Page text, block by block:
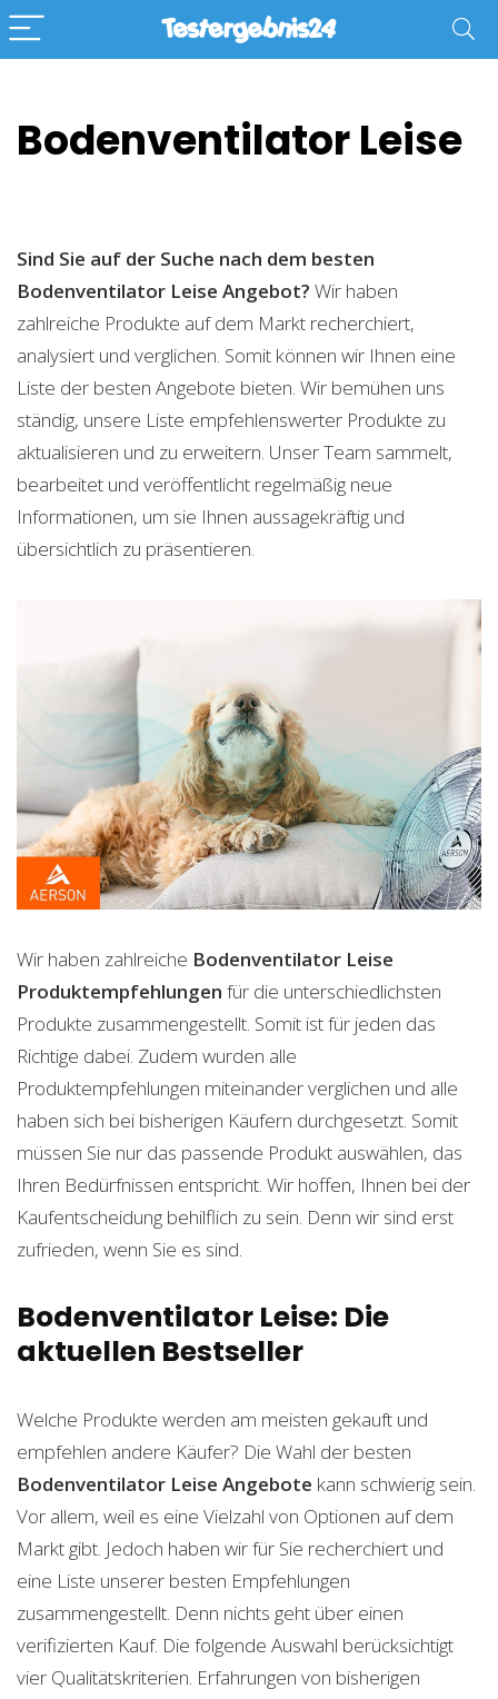
Bodenventilator Leise
Sind Sie auf der Suche nach dem besten
Bodenventilator Leise Angebot? Wir haben
zahlreiche Produkte auf dem Markt recherchiert,
analysiert und verglichen. Somit können wir Ihnen eine
Liste der besten Angebote bieten. Wir bemühen uns
ständig, unsere Liste empfehlenswerter Produkte zu
aktualisieren und zu erweitern. Unser Team sammelt,
bearbeitet und veröffentlicht regelmäßig neue
Informationen, um sie Ihnen aussagekräftig und
übersichtlich zu präsentieren.
Wir haben zahlreiche Bodenventilator Leise
Produktempfehlungen für die unterschiedlichsten
Produkte zusammengestellt. Somit ist für jeden das
Richtige dabei. Zudem wurden alle
Produktempfehlungen miteinander verglichen und alle
haben sich bei bisherigen Käufern durchgesetzt. Somit
müssen Sie nur das passende Produkt auswählen, das
Ihren Bedürfnissen entspricht. Wir hoffen, Ihnen bei der
Kaufentscheidung behilflich zu sein. Denn wir sind erst
zufrieden, wenn Sie es sind.
Bodenventilator Leise: Die
aktuellen Bestseller
Welche Produkte werden am meisten gekauft und
empfehlen andere Käufer? Die Wahl der besten
Bodenventilator Leise Angebote kann schwierig sein.
Vor allem, weil es eine Vielzahl von Optionen auf dem
Markt gibt. Jedoch haben wir für Sie recherchiert und
eine Liste unserer besten Empfehlungen
zusammengestellt. Denn nichts geht über einen
verifizierten Kauf. Die folgende Auswahl berücksichtigt
vier Qualitätskriterien. Erfahrungen von bisherigen